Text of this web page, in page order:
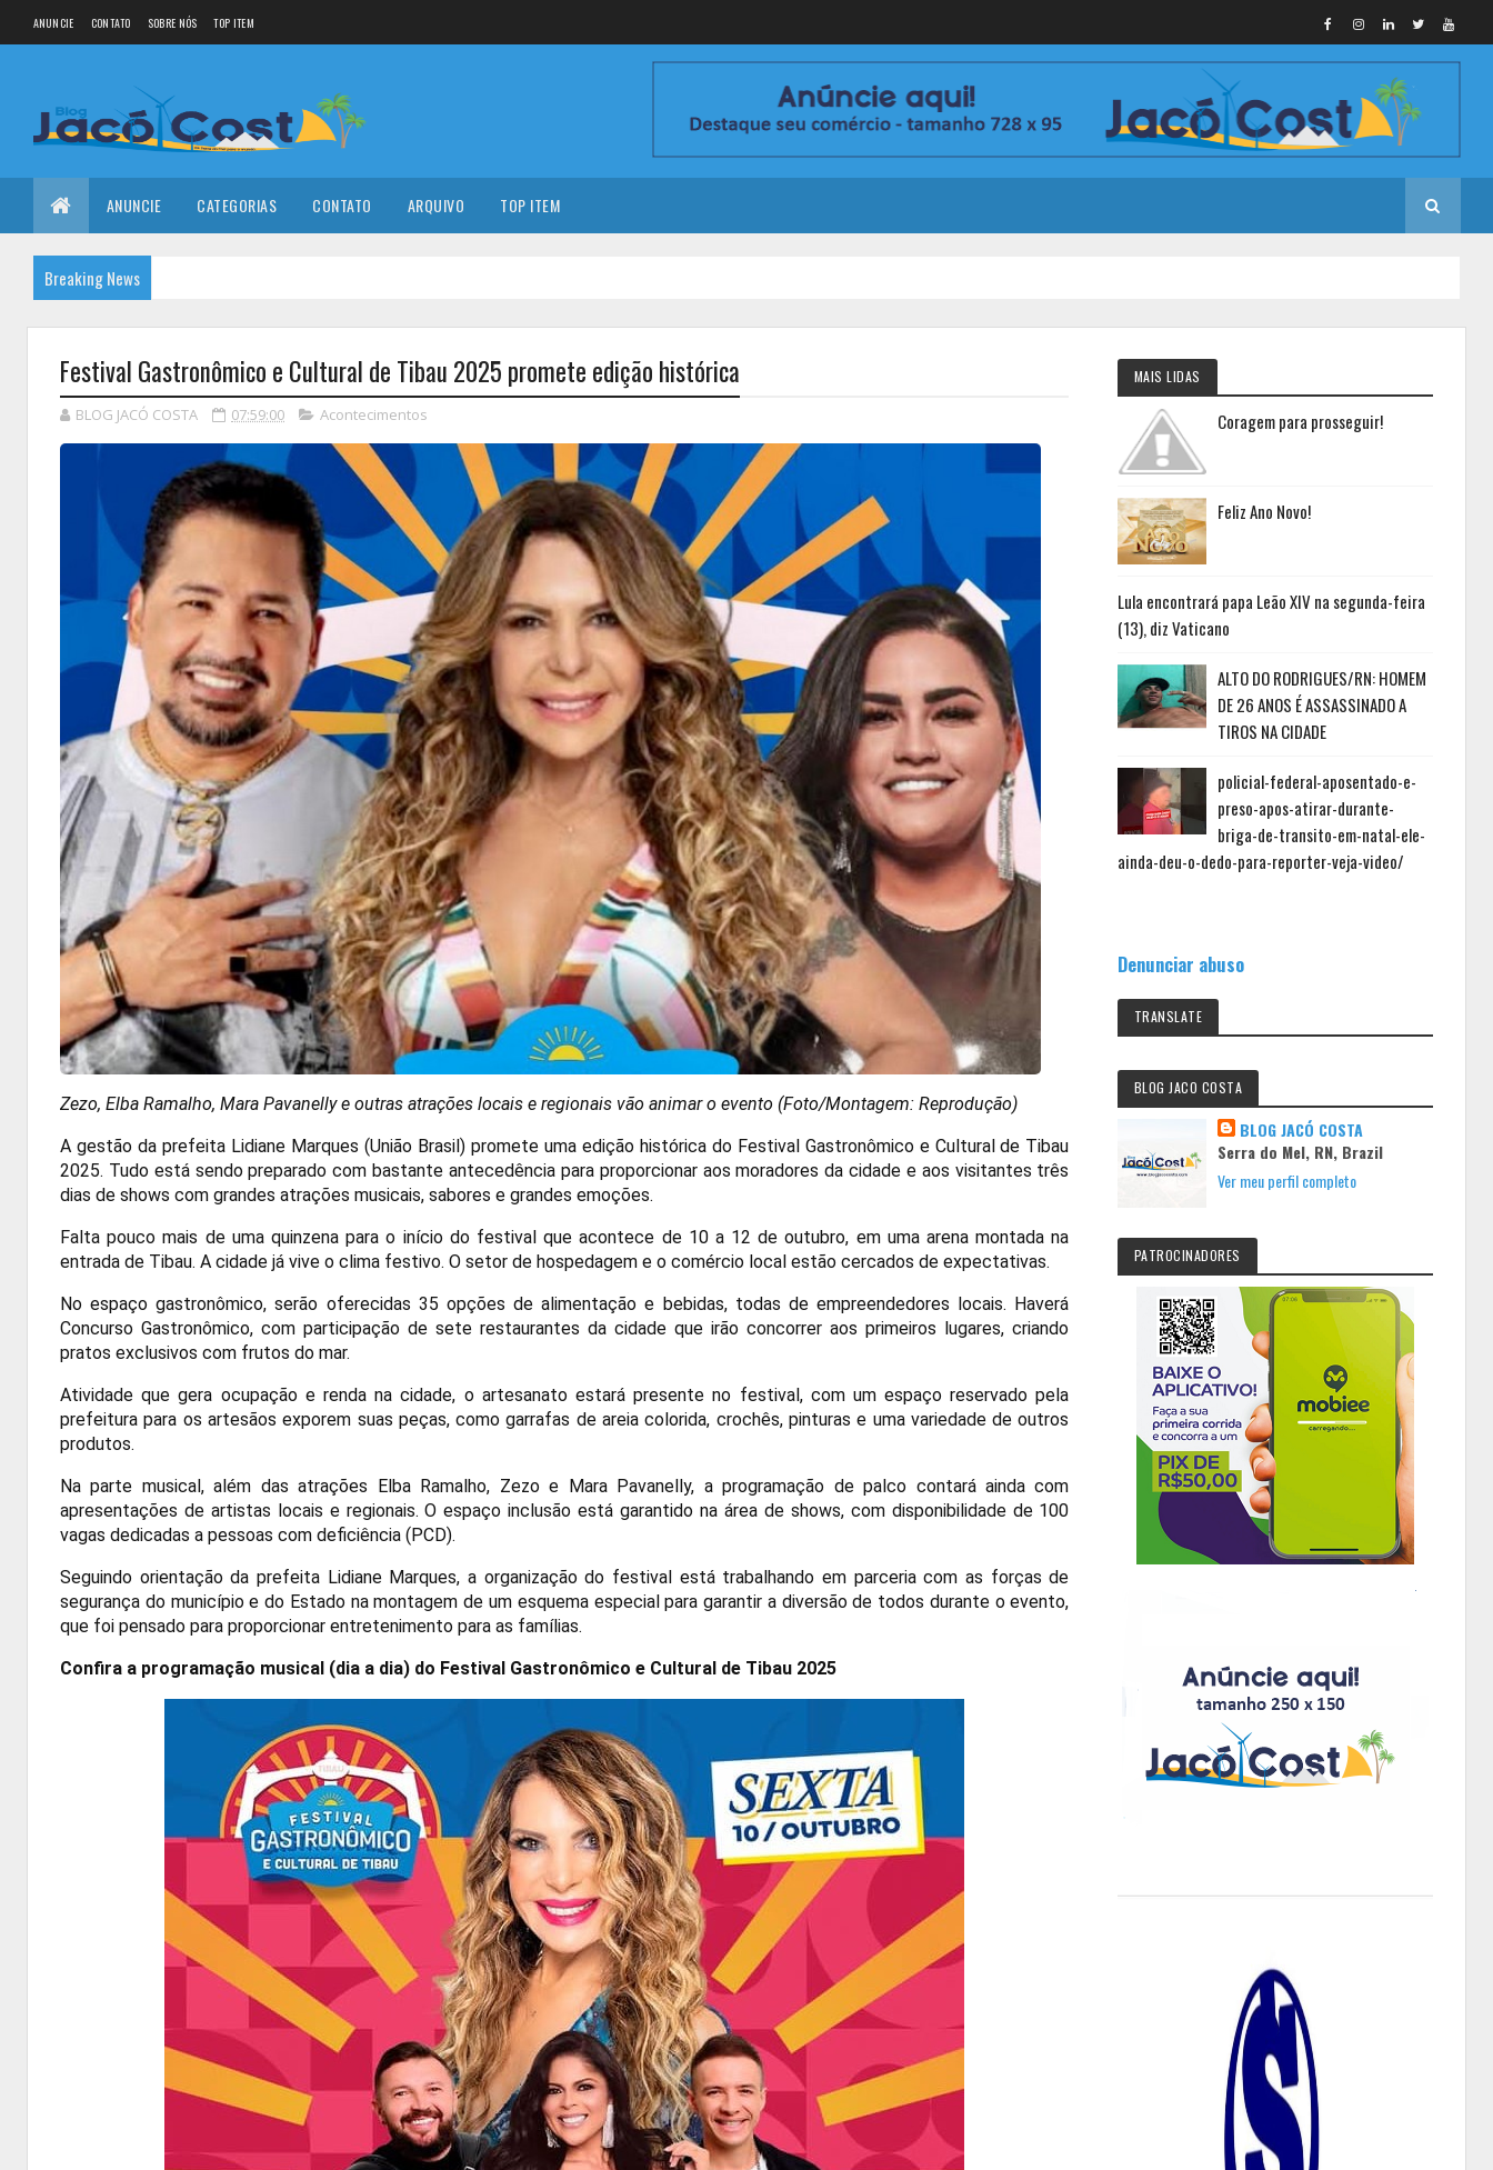
ANUNCIE CONTATO SOBRE NÓS TOP ITEM
ANUNCIE CATEGORIAS CONTATO ARQUIVO TOP ITEM
Breaking News
Festival Gastronômico e Cultural de Tibau 2025 promete edição histórica
BLOG JACÓ COSTA 07:59:00 Acontecimentos
Zezo, Elba Ramalho, Mara Pavanelly e outras atrações locais e regionais vão animar o evento (Foto/Montagem: Reprodução)
A gestão da prefeita Lidiane Marques (União Brasil) promete uma edição histórica do Festival Gastronômico e Cultural de Tibau
2025. Tudo está sendo preparado com bastante antecedência para proporcionar aos moradores da cidade e aos visitantes três
dias de shows com grandes atrações musicais, sabores e grandes emoções.
Falta pouco mais de uma quinzena para o início do festival que acontece de 10 a 12 de outubro, em uma arena montada na
entrada de Tibau. A cidade já vive o clima festivo. O setor de hospedagem e o comércio local estão cercados de expectativas.
No espaço gastronômico, serão oferecidas 35 opções de alimentação e bebidas, todas de empreendedores locais. Haverá
Concurso Gastronômico, com participação de sete restaurantes da cidade que irão concorrer aos primeiros lugares, criando
pratos exclusivos com frutos do mar.
Atividade que gera ocupação e renda na cidade, o artesanato estará presente no festival, com um espaço reservado pela
prefeitura para os artesãos exporem suas peças, como garrafas de areia colorida, crochês, pinturas e uma variedade de outros
produtos.
Na parte musical, além das atrações Elba Ramalho, Zezo e Mara Pavanelly, a programação de palco contará ainda com
apresentações de artistas locais e regionais. O espaço inclusão está garantido na área de shows, com disponibilidade de 100
vagas dedicadas a pessoas com deficiência (PCD).
Seguindo orientação da prefeita Lidiane Marques, a organização do festival está trabalhando em parceria com as forças de
segurança do município e do Estado na montagem de um esquema especial para garantir a diversão de todos durante o evento,
que foi pensado para proporcionar entretenimento para as famílias.
Confira a programação musical (dia a dia) do Festival Gastronômico e Cultural de Tibau 2025
MAIS LIDAS
Coragem para prosseguir!
Feliz Ano Novo!
Lula encontrará papa Leão XIV na segunda-feira
(13), diz Vaticano
ALTO DO RODRIGUES/RN: HOMEM
DE 26 ANOS É ASSASSINADO A
TIROS NA CIDADE
policial-federal-aposentado-e-
preso-apos-atirar-durante-
briga-de-transito-em-natal-ele-
ainda-deu-o-dedo-para-reporter-veja-video/
Denunciar abuso
TRANSLATE
BLOG JACO COSTA
BLOG JACÓ COSTA
Serra do Mel, RN, Brazil
Ver meu perfil completo
PATROCINADORES